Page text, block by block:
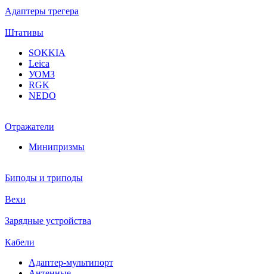
Адаптеры трегера
Штативы
SOKKIA
Leica
УОМЗ
RGK
NEDO
Отражатели
Минипризмы
Биподы и триподы
Вехи
Зарядные устройства
Кабели
Адаптер-мультипорт